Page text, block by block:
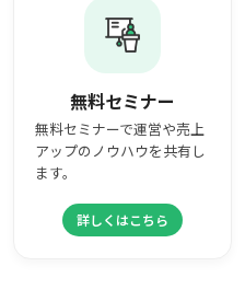
無料セミナー
無料セミナーで運営や売上
アップのノウハウを共有し
ます。
詳しくはこちら